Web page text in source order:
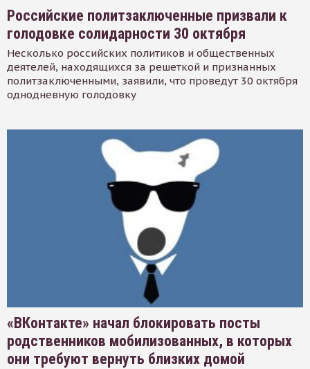
Российские политзаключенные призвали к
голодовке солидарности 30 октября
Несколько российских политиков и общественных
деятелей, находящихся за решеткой и признанных
политзаключенными, заявили, что проведут 30 октября
однодневную голодовку
«ВКонтакте» начал блокировать посты
родственников мобилизованных, в которых
они требуют вернуть близких домой